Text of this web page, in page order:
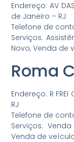
Endereço: AV
de Janeiro – RJ
Telefone de
Serviços:
Novo, Venda de
Roma
Endereço: R FREI
RJ
Telefone de
Serviços:
Venda de